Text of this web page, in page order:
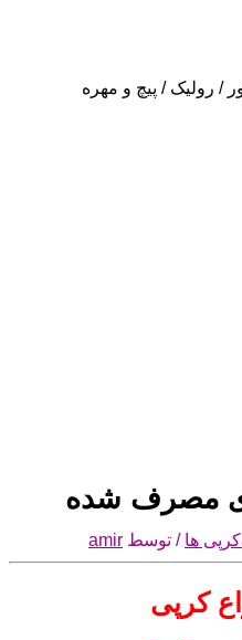
/ رولیک / پیچ و مهره
مصرف شده
کرپی ها / توسط amir
کرپی